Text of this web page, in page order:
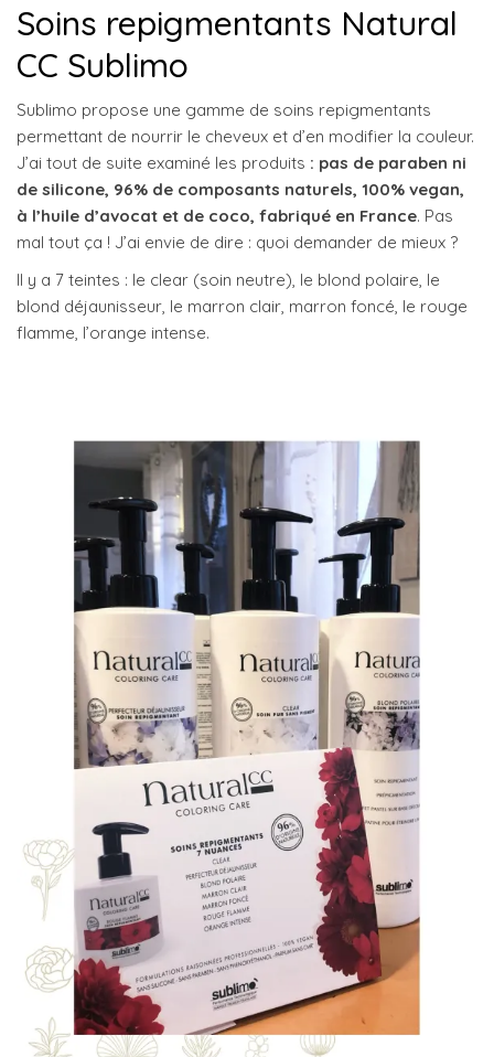
Soins repigmentants Natural
CC Sublimo
Sublimo propose une gamme de soins repigmentants
permettant de nourrir le cheveux et d’en modifier la couleur.
J’ai tout de suite examiné les produits : pas de paraben ni
de silicone, 96% de composants naturels, 100% vegan,
à l’huile d’avocat et de coco, fabriqué en France. Pas
mal tout ça ! J’ai envie de dire : quoi demander de mieux ?
Il y a 7 teintes : le clear (soin neutre), le blond polaire, le
blond déjaunisseur, le marron clair, marron foncé, le rouge
flamme, l’orange intense.